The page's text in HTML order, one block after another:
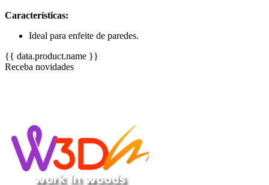
Características:
Ideal para enfeite de paredes.
{{ data.product.name }}
Receba novidades